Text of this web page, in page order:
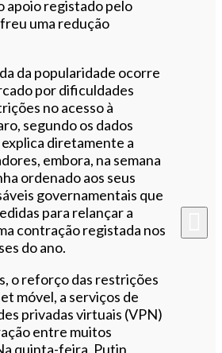
apoio registado pelo
uma redução
da popularidade ocorre
por dificuldades
no acesso à
segundo os dados
diretamente a
embora, na semana
ordenado aos seus
governamentais que
para relançar a
contração registada nos
do ano.
o reforço das restrições
móvel, a serviços de
privadas virtuais (VPN)
entre muitos
quinta-feira, Putin